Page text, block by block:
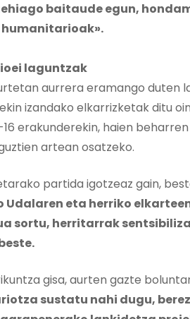
baitaude egun,
laguntzak
aurrera eramango duten
izandako elkarrizketak ditu
16 erakunderekin, haien
artean osatzeko.
partida igotzeaz gain,
Udalaren eta herriko
sortu, herritarrak
gisa, aurten gazte
sustatu nahi dugu,